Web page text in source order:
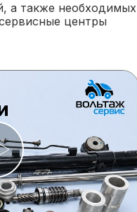
а также необходимых
центры